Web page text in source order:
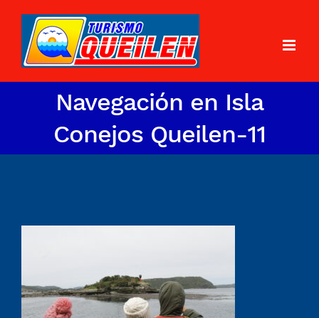
Navegación en Isla
Conejos Queilen-11